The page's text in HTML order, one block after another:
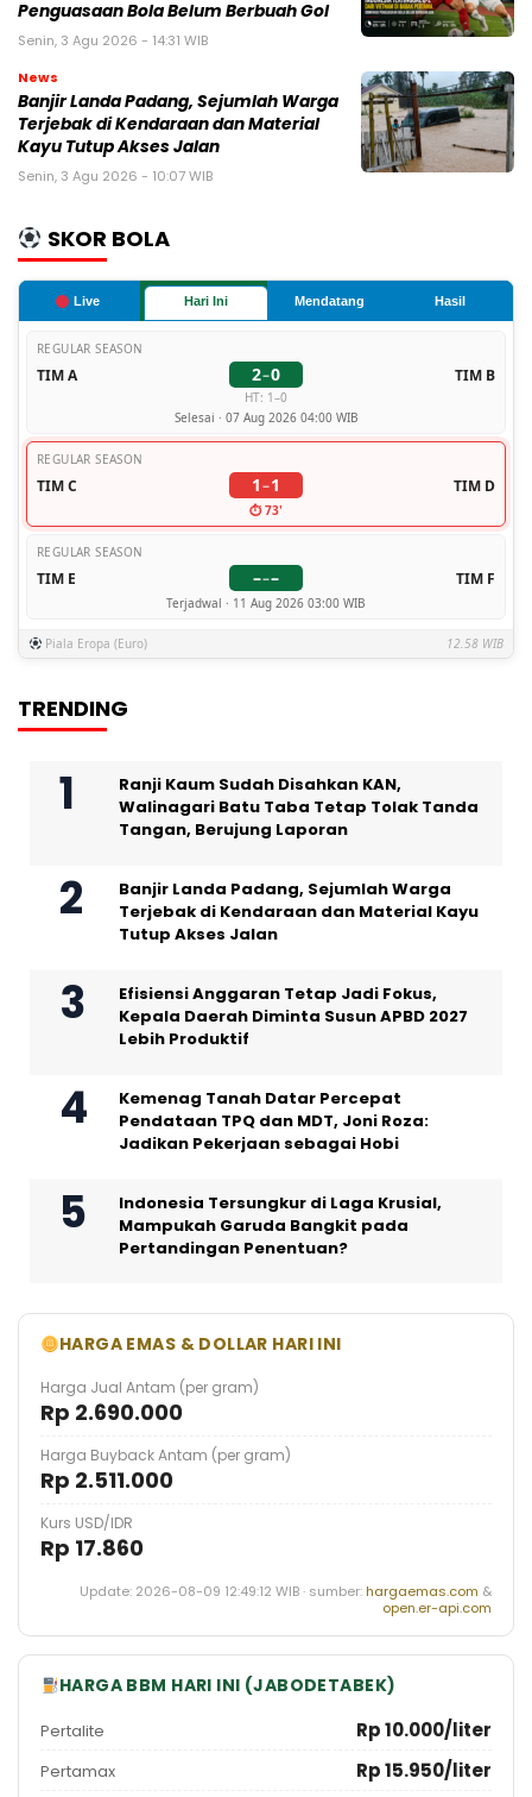
Penguasaan Bola Belum Berbuah Gol
Senin, 3 Agu 2026 - 14:31 WIB
News
Banjir Landa Padang, Sejumlah Warga
Terjebak di Kendaraan dan Material
Kayu Tutup Akses Jalan
Senin, 3 Agu 2026 - 10:07 WIB
SKOR BOLA
Live Hari Ini Mendatang Hasil
REGULAR SEASON
TIM A 2–0 TIM B
HT: 1–0
Selesai · 07 Aug 2026 04:00 WIB
REGULAR SEASON
TIM C 1–1 TIM D
⏱ 73'
REGULAR SEASON
TIM E ––– TIM F
Terjadwal · 11 Aug 2026 03:00 WIB
Piala Eropa (Euro) 12.58 WIB
TRENDING
Ranji Kaum Sudah Disahkan KAN,
Walinagari Batu Taba Tetap Tolak Tanda
Tangan, Berujung Laporan
Banjir Landa Padang, Sejumlah Warga
Terjebak di Kendaraan dan Material Kayu
Tutup Akses Jalan
Efisiensi Anggaran Tetap Jadi Fokus,
Kepala Daerah Diminta Susun APBD 2027
Lebih Produktif
Kemenag Tanah Datar Percepat
Pendataan TPQ dan MDT, Joni Roza:
Jadikan Pekerjaan sebagai Hobi
Indonesia Tersungkur di Laga Krusial,
Mampukah Garuda Bangkit pada
Pertandingan Penentuan?
HARGA EMAS & DOLLAR HARI INI
Harga Jual Antam (per gram)
Rp 2.690.000
Harga Buyback Antam (per gram)
Rp 2.511.000
Kurs USD/IDR
Rp 17.860
Update: 2026-08-09 12:49:12 WIB · sumber: hargaemas.com &
open.er-api.com
HARGA BBM HARI INI (JABODETABEK)
Pertalite Rp 10.000/liter
Pertamax Rp 15.950/liter